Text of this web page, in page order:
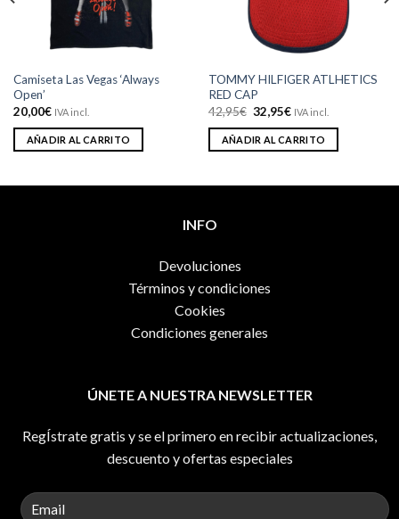
Camiseta Las Vegas ‘Always
Open’
20,00€ IVA incl.
AÑADIR AL CARRITO
TOMMY HILFIGER ATLHETICS
RED CAP
42,95€ El
precio
original
era:
32,95€El
actual
es:
IVA incl.
AÑADIR AL CARRITO
INFO
Devoluciones
Términos y condiciones
Cookies
Condiciones generales
ÚNETE A NUESTRA NEWSLETTER
RegÍstrate gratis y se el primero en recibir actualizaciones,
descuento y ofertas especiales